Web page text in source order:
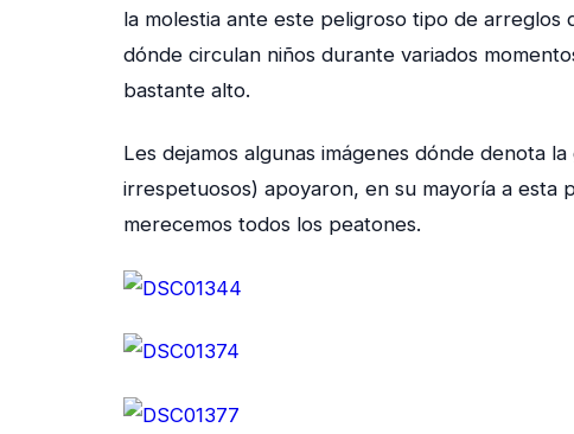
la molestia ante este peligroso tipo de
dónde circulan niños durante variados
bastante alto.
Les dejamos algunas imágenes dónde denota
irrespetuosos) apoyaron, en su mayoría a esta
merecemos todos los peatones.